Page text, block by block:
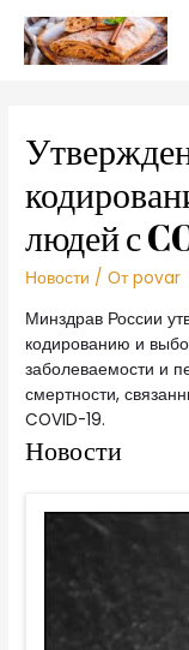
людей с
Новости / От povar
Минздрав России
кодированию и
заболеваемости и
смертности,
COVID-19.
Новости